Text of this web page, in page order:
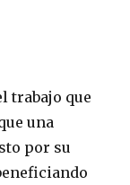
trabajo que
una
por su